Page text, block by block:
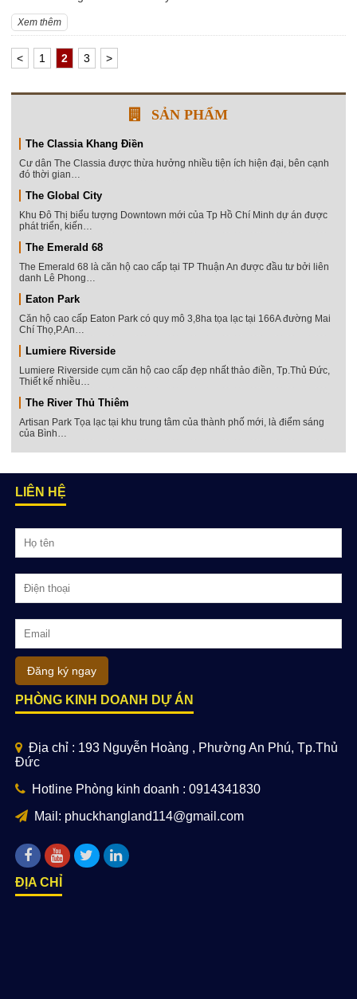
Xem thêm
< 1 2 3 >
SẢN PHẨM
The Classia Khang Điền
Cư dân The Classia được thừa hưởng nhiều tiện ích hiện đại, bên cạnh
đó thời gian…
The Global City
Khu Đô Thị biểu tượng Downtown mới của Tp Hồ Chí Minh dự án được
phát triển, kiến…
The Emerald 68
The Emerald 68 là căn hộ cao cấp tại TP Thuận An được đầu tư bởi liên
danh Lê Phong…
Eaton Park
Căn hộ cao cấp Eaton Park có quy mô 3,8ha tọa lạc tại 166A đường Mai
Chí Thọ,P.An…
Lumiere Riverside
Lumiere Riverside cụm căn hộ cao cấp đẹp nhất thảo điền, Tp.Thủ Đức,
Thiết kế nhiều…
The River Thủ Thiêm
Artisan Park Tọa lạc tại khu trung tâm của thành phố mới, là điểm sáng
của Bình…
LIÊN HỆ
Đăng ký ngay
PHÒNG KINH DOANH DỰ ÁN
Địa chỉ : 193 Nguyễn Hoàng , Phường An Phú, Tp.Thủ
Đức
Hotline Phòng kinh doanh : 0914341830
Mail: phuckhangland114@gmail.com
ĐỊA CHỈ